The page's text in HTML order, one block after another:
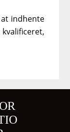
indhente